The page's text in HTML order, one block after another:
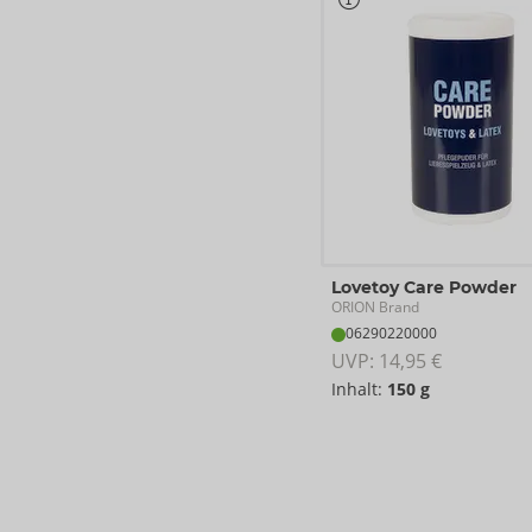
Lovetoy Care Powder
ORION Brand
06290220000
UVP: 14,95 €
Inhalt: 150 g